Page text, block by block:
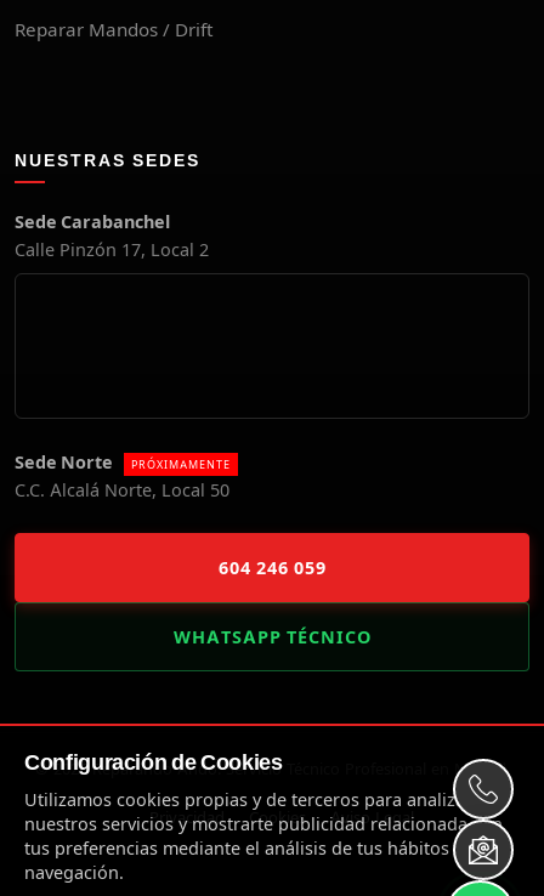
Reparar Mandos / Drift
NUESTRAS SEDES
Sede Carabanchel
Calle Pinzón 17, Local 2
Sede Norte PRÓXIMAMENTE
C.C. Alcalá Norte, Local 50
604 246 059
WHATSAPP TÉCNICO
© 2026 Reparando Ando. Servicio Técnico Profesional en Madrid.
Privacidad Cookies Aviso Legal
Configuración de Cookies
Utilizamos cookies propias y de terceros para analizar
nuestros servicios y mostrarte publicidad relacionada con
tus preferencias mediante el análisis de tus hábitos de
navegación.